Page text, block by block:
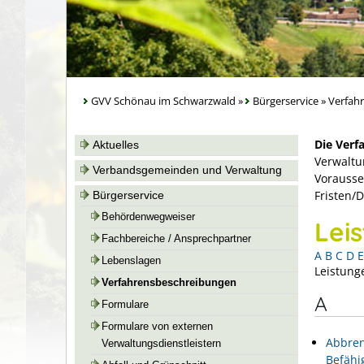
GVV Schönau im Schwarzwald » Bürgerservice»
Aktuelles
Verbandsgemeinden und Verwaltung
Bürgerservice
Behördenwegweiser
Fachbereiche / Ansprechpartner
Lebenslagen
Verfahrensbeschreibungen
Formulare
Formulare von externen
Verwaltungsdienstleistern
Die
Fristen/
A B C D E
A